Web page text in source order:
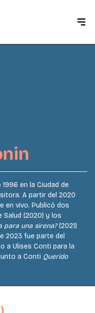
en la Ciudad de
A partir del 2020
en vivo. Publicó dos
Salud (2020) y los
para una sirena?(2021)
2023 fue parte del
a Ulises Conti para la
a Conti Querido